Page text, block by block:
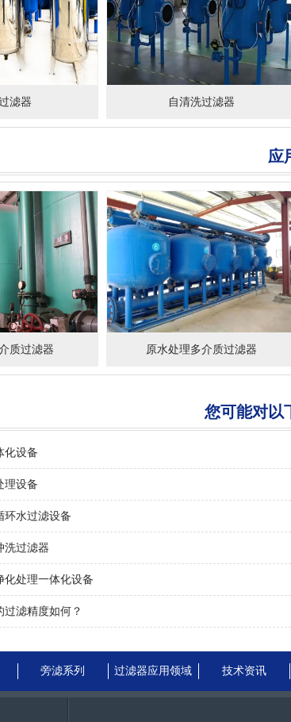
滤器 自清洗过滤器
应
质过滤器 原水处理多介质过滤器
您可能对以
化设备
理设备
环水过滤设备
洗过滤器
化处理一体化设备
滤精度如何？
旁滤系列 过滤器应用领域 技术资讯